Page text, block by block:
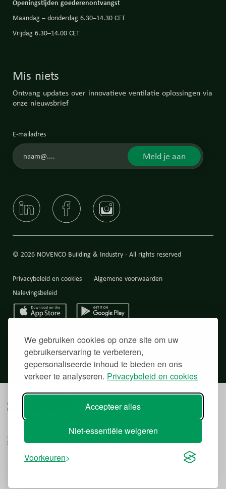
We gebruiken cookies op onze site om uw
gebruikerservaring te verbeteren,
gepersonaliseerde inhoud te bieden en ons
verkeer te analyseren. Privacybeleid en cookies
Accepteer alles
Niet-essentiële weigeren
Voorkeuren
Mis niets
Ontvang updates over innovatieve ventilatie oplossingen via
onze nieuwsbrief
E-mailadres
Meld je aan
Openingstijden goederenontvangst
Maandag – donderdag 6.30–14.30 CET
Vrijdag 6.30–14.00 CET
© 2026 NOVENCO Building & Industry - All rights reserved
Privacybeleid en cookies
Algemene voorwaarden
Nalevingsbeleid
Back to top